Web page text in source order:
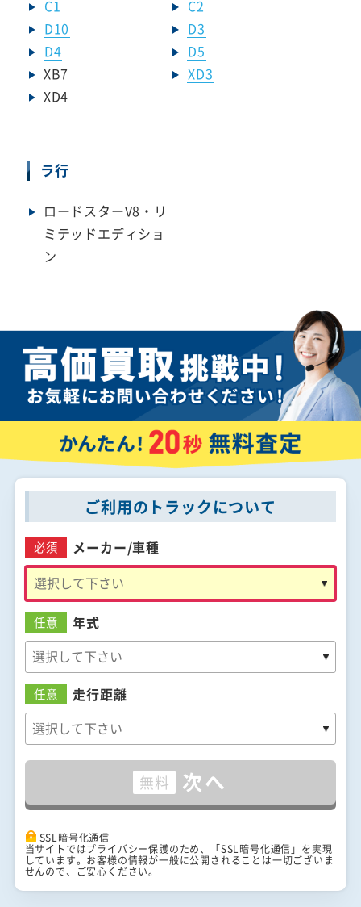
C1
C2
D10
D3
D4
D5
XB7
XD3
XD4
ラ行
ロードスターV8・リ
ミテッドエディショ
ン
ご利用のトラックについて
必須 メーカー/車種
任意 年式
任意 走行距離
無料 次へ
SSL暗号化通信
当サイトではプライバシー保護のため、「SSL暗号化通信」を実現
しています。お客様の情報が一般に公開されることは一切ございま
せんので、ご安心ください。